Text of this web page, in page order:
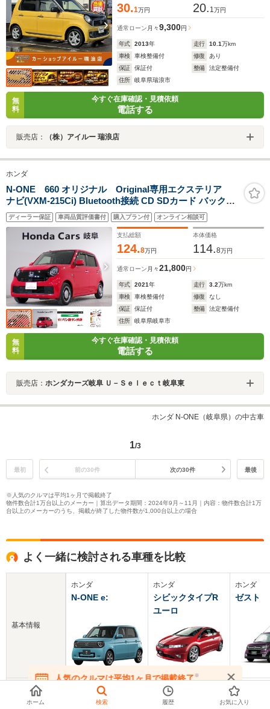
30.1万円 20. 1 万円
通常ローン 月々9,300円
年式 2013年 走行 10.1万km
車検
車検整備付 修復
あり
保証
保証付 整備
法定整備付
住所
岐阜県瑞浪市
無
料
今すぐ在庫確認・見積依頼
電話する
販売店： （株）アイルー 瑞浪店
ホンダ
N-ONE 660 オリジナル Original専用エクステリア
ナビ(VXM-215Ci) Bluetooth接続 CD SDカード バックカ
メラ スマートキー
ディーラー保証 車両品質評価書付 購入プラン付 オンライン相談可
支払総額
124.8万円
本体価格
114.8万円
通常ローン 月々21,800円
年式 2021年 走行 3.2万km
車検
車検整備付 修復
なし
保証
保証付 整備
法定整備付
住所
岐阜県岐阜市
無
料
今すぐ在庫確認・見積依頼
電話する
販売店： ホンダカーズ岐阜 Ｕ－Ｓｅｌｅｃｔ岐阜東
ホンダ N-ONE（岐阜県）の中古車
1/3
最初 前の30件 次の30件 最後
※人気のクルマは平均1ヶ月で掲載終了
物件数合計1万台以上のメーカー｜算出データ期間：2024年9月～11月｜内容：物件数合計1万
台以上のメーカーのうち、掲載が終了した物件数が1,000台以上の場合
よく一緒に検討される車種を比較
基本情報
新車価格
ホンダ
N-ONE e:
269.9～319.9万円
ホンダ
シビックタイプR
ユーロ
298～300万円
ホンダ
ゼスト
104～
人気のクルマは平均1ヶ月で掲載終了※
在庫が無くなる前にお問い合わせください
ホーム 検索 履歴 お気に入り